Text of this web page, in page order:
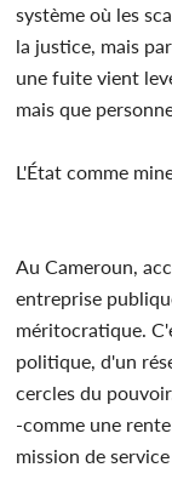
système où les
la justice, mais
une fuite vient
mais que
L'État comme
Au Cameroun,
entreprise
méritocratique.
politique, d'un
cercles du
-comme une
mission de